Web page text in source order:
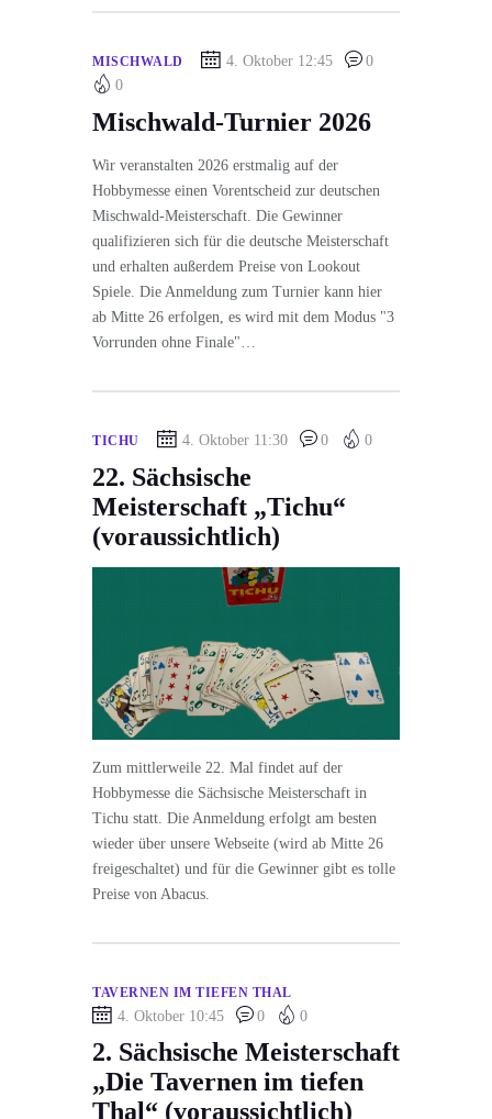
MISCHWALD 4. Oktober 12:45
0
0
Mischwald-Turnier 2026
Wir veranstalten 2026 erstmalig auf der
Hobbymesse einen Vorentscheid zur deutschen
Mischwald-Meisterschaft. Die Gewinner
qualifizieren sich für die deutsche Meisterschaft
und erhalten außerdem Preise von Lookout
Spiele. Die Anmeldung zum Turnier kann hier
ab Mitte 26 erfolgen, es wird mit dem Modus "3
Vorrunden ohne Finale"…
TICHU 4. Oktober 11:30 0 0
22. Sächsische
Meisterschaft „Tichu“
(voraussichtlich)
Zum mittlerweile 22. Mal findet auf der
Hobbymesse die Sächsische Meisterschaft in
Tichu statt. Die Anmeldung erfolgt am besten
wieder über unsere Webseite (wird ab Mitte 26
freigeschaltet) und für die Gewinner gibt es tolle
Preise von Abacus.
TAVERNEN IM TIEFEN THAL
4. Oktober 10:45 0 0
2. Sächsische Meisterschaft
„Die Tavernen im tiefen
Thal“ (voraussichtlich)